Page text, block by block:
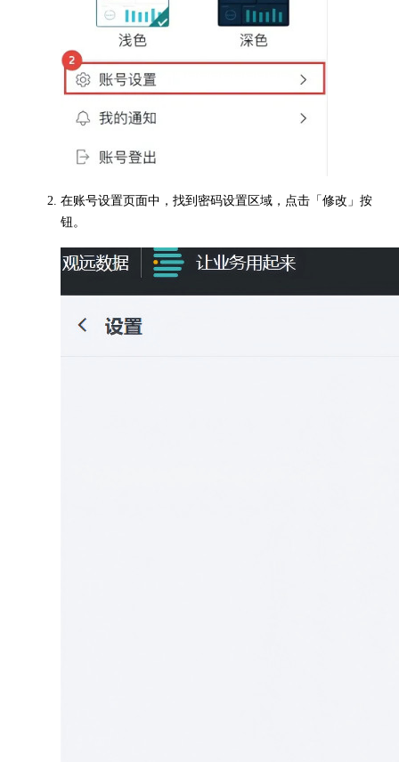
在账号设置页面中，找到密码设置区域，点击「修改」按
钮。